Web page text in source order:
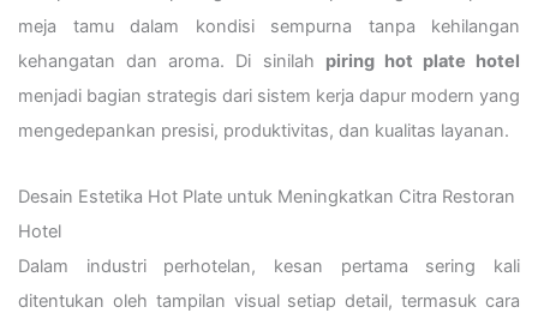
meja tamu dalam kondisi sempurna tanpa kehilangan
kehangatan dan aroma. Di sinilah piring hot plate hotel
menjadi bagian strategis dari sistem kerja dapur modern yang
mengedepankan presisi, produktivitas, dan kualitas layanan.
Desain Estetika Hot Plate untuk Meningkatkan Citra Restoran
Hotel
Dalam industri perhotelan, kesan pertama sering kali
ditentukan oleh tampilan visual setiap detail, termasuk cara